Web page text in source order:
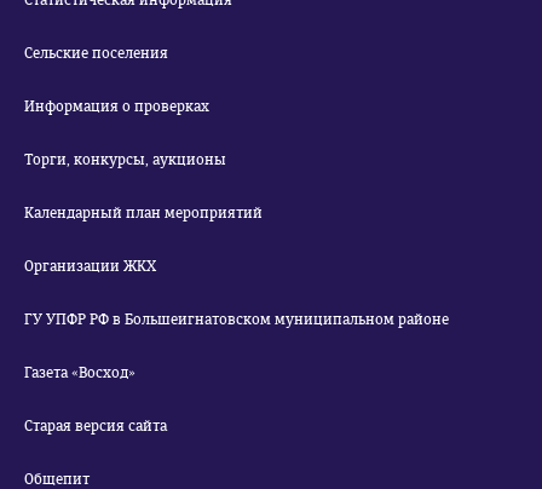
Сельские поселения
Информация о проверках
Торги, конкурсы, аукционы
Календарный план мероприятий
Организации ЖКХ
ГУ УПФР РФ в Большеигнатовском муниципальном районе
Газета «Восход»
Старая версия сайта
Общепит